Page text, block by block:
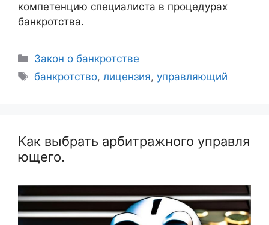
компетенцию специалиста в процедурах
банкротства.
Рубрики
Закон о банкротстве
Метки
банкротство,лицензия,управляющий
Как выбрать арбитражного управля
ющего.